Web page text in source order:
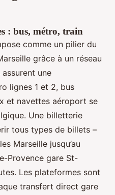
: bus, métro, train
comme un pilier du
grâce à un réseau
une
lignes 1 et 2, bus
et navettes aéroport se
Une billetterie
tous types de billets –
Marseille jusqu’au
Provence gare St-
Les plateformes sont
transfert direct gare